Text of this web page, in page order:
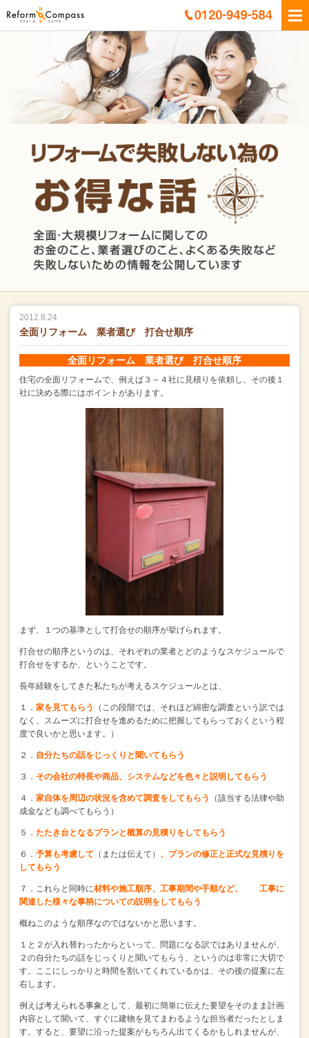
2012.8.24
全面リフォーム 業者選び 打合せ順序
全面リフォーム 業者選び 打合せ順序
住宅の全面リフォームで、 例えば３～４社に見積りを依頼し、その後１
社に決める際にはポイントがあります。
まず、１つの基準として打合せの順序が挙げられます。
打合せの順序というのは、 それぞれの業者とどのようなスケジュールで
打合せをするか、ということです。
長年経験をしてきた私たちが考えるスケジュールとは、
１． 家を見てもらう
（この段階では、それほど綿密な調査という訳では
なく、
スムーズに打合せを進めるために把握してもらっておくという程
度で良いかと思います。）
２． 自分たちの話をじっくりと聞いてもらう
３． その会社の特長や商品、システムなどを色々と説明してもらう
４． 家自体を周辺の状況を含めて調査をしてもらう
（該当する法律や助
成金なども調べてもらう）
５． たたき台となるプランと概算の見積りをしてもらう
６． 予算も考慮して （または伝えて） 、プランの修正と正式な見積りを
してもらう
７．これらと同時に材料や施工順序、工事期間や手順など、
工事に
関連した様々な事柄についての説明をしてもらう
概ねこのような順序なのではないかと思います。
１と２が入れ替わったからといって、問題になる訳ではありませんが、
２の自分たちの話をじっくりと聞いてもらう、というのは非常に大切で
す。
ここにしっかりと時間を割いてくれているかは、その後の提案に左
右します。
例えば考えられる事象として、 最初に簡単に伝えた要望をそのまま計画
内容として聞いて、 すぐに建物を見てまわるような担当者だったとしま
す。 すると、要望に沿った提案がもちろん出てくるかもしれませんが、